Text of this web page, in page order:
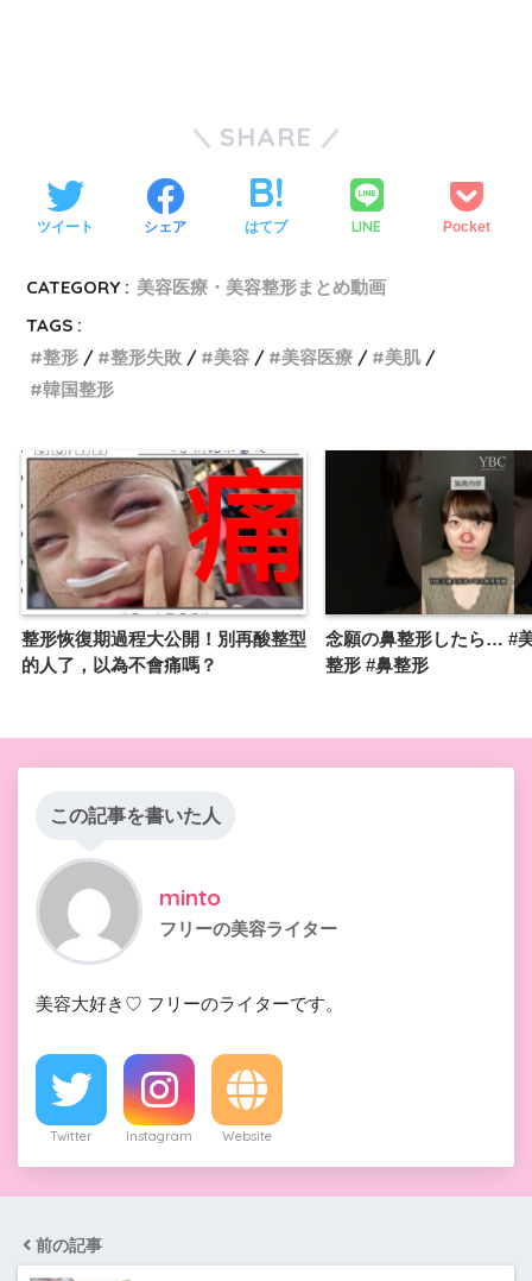
SHARE
ツイート シェア はてブ LINE Pocket
CATEGORY : 美容医療・美容整形まとめ動画
TAGS :
整形
整形失敗 美容 美容医療
美肌
韓国整形
整形恢復期過程大公開！別再酸整型
的人了，以為不會痛嗎？
念願の鼻整形したら… #
整形 #鼻整形
この記事を書いた人
minto
フリーの美容ライター
美容大好き♡ フリーのライターです。
Twitter Instagram Website
前の記事